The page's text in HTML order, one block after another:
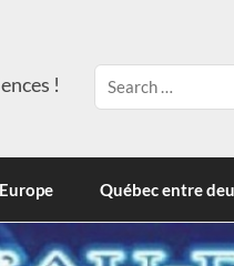
!
Québec entre